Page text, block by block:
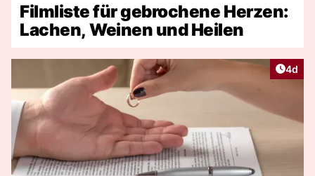
Filmliste für gebrochene Herzen:
Lachen, Weinen und Heilen
4d